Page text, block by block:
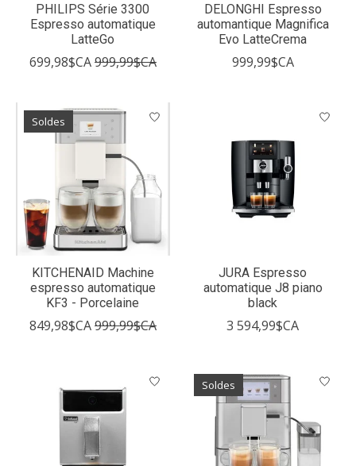
PHILIPS Série 3300
Espresso automatique
LatteGo
699,98$CA999,99$CA
DELONGHI Espresso
automantique Magnifica
Evo LatteCrema
999,99$CA
Soldes
KITCHENAID Machine
espresso automatique
KF3 - Porcelaine
849,98$CA999,99$CA
JURA Espresso
automatique J8 piano
black
3 594,99$CA
Soldes